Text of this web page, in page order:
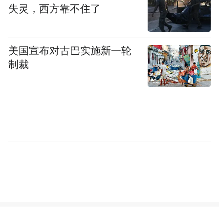
失灵，西方靠不住了
美国宣布对古巴实施新一轮
制裁